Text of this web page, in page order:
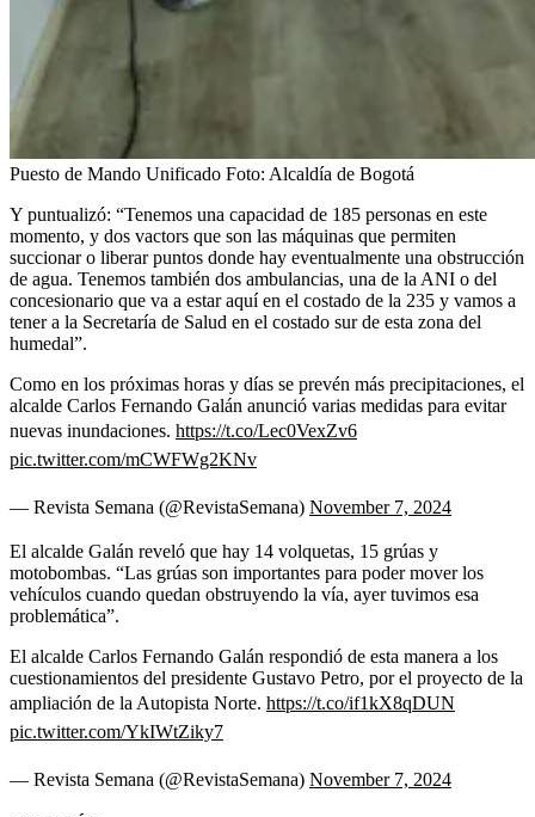
Puesto de Mando Unificado Foto: Alcaldía de Bogotá
Y puntualizó: “Tenemos una capacidad de 185 personas en este
momento, y dos vactors que son las máquinas que permiten
succionar o liberar puntos donde hay eventualmente una obstrucción
de agua. Tenemos también dos ambulancias, una de la ANI o del
concesionario que va a estar aquí en el costado de la 235 y vamos a
tener a la Secretaría de Salud en el costado sur de esta zona del
humedal”.
Como en los próximas horas y días se prevén más precipitaciones, el
alcalde Carlos Fernando Galán anunció varias medidas para evitar
nuevas inundaciones. https://t.co/Lec0VexZv6
pic.twitter.com/mCWFWg2KNv
— Revista Semana (@RevistaSemana) November 7, 2024
El alcalde Galán reveló que hay 14 volquetas, 15 grúas y
motobombas. “Las grúas son importantes para poder mover los
vehículos cuando quedan obstruyendo la vía, ayer tuvimos esa
problemática”.
El alcalde Carlos Fernando Galán respondió de esta manera a los
cuestionamientos del presidente Gustavo Petro, por el proyecto de la
ampliación de la Autopista Norte. https://t.co/if1kX8qDUN
pic.twitter.com/YkIWtZiky7
— Revista Semana (@RevistaSemana) November 7, 2024